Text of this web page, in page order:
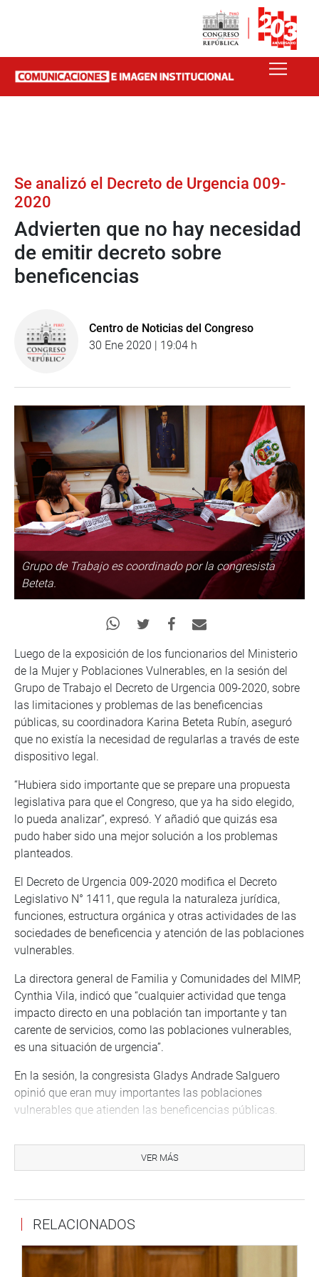
Se analizó el Decreto de Urgencia 009-
2020
Advierten que no hay necesidad
de emitir decreto sobre
beneficencias
Centro de Noticias del Congreso
30 Ene 2020 | 19:04 h
Grupo de Trabajo es coordinado por la congresista
Beteta.
Luego de la exposición de los funcionarios del Ministerio
de la Mujer y Poblaciones Vulnerables, en la sesión del
Grupo de Trabajo el Decreto de Urgencia 009-2020, sobre
las limitaciones y problemas de las beneficencias
públicas, su coordinadora Karina Beteta Rubín, aseguró
que no existía la necesidad de regularlas a través de este
dispositivo legal.
“Hubiera sido importante que se prepare una propuesta
legislativa para que el Congreso, que ya ha sido elegido,
lo pueda analizar”, expresó. Y añadió que quizás esa
pudo haber sido una mejor solución a los problemas
planteados.
El Decreto de Urgencia 009-2020 modifica el Decreto
Legislativo N° 1411, que regula la naturaleza jurídica,
funciones, estructura orgánica y otras actividades de las
sociedades de beneficencia y atención de las poblaciones
vulnerables.
La directora general de Familia y Comunidades del MIMP,
Cynthia Vila, indicó que “cualquier actividad que tenga
impacto directo en una población tan importante y tan
carente de servicios, como las poblaciones vulnerables,
es una situación de urgencia”.
En la sesión, la congresista Gladys Andrade Salguero
opinió que eran muy importantes las poblaciones
vulnerables que atienden las beneficencias públicas.
“No veo la necesidad de que sea un Decreto de Urgencia,
cuando ni siquiera se les inyecta presupuesto. No cambia
El Decreto de Urgencia tiene por objeto “mejorar la gestión
de las Sociedades de Beneficencia y la atención de las
poblaciones vulnerables, a través de ajustes a la
conformación de su Directorio, la precisión del régimen
VER MÁS
RELACIONADOS